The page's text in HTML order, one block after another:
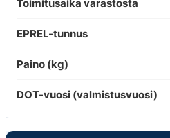
Toimitusaika varastosta
EPREL-tunnus
Paino (kg)
DOT-vuosi (valmistusvuosi)